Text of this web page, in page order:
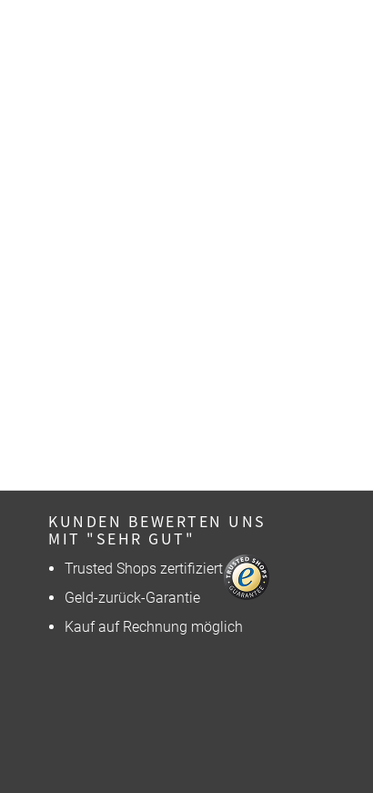
KUNDEN BEWERTEN UNS
MIT "SEHR GUT"
Trusted Shops zertifiziert
Geld-zurück-Garantie
Kauf auf Rechnung möglich